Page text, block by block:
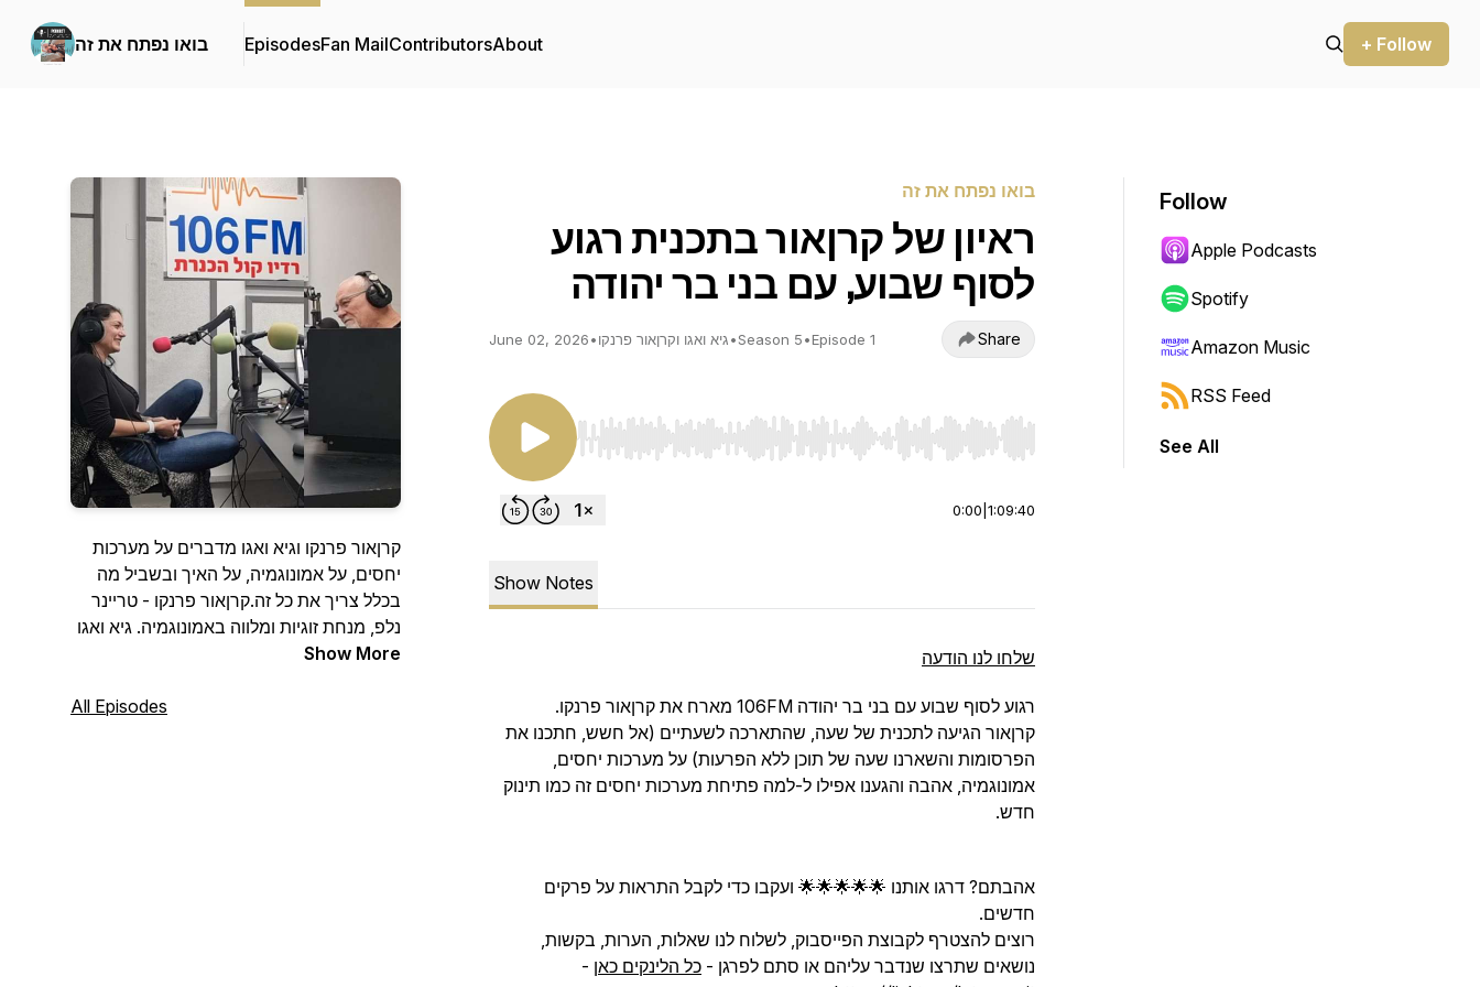
בואו נפתח את זה EpisodesFan MailContributorsAbout + Follow
קרןאור פרנקו וגיא ואגו מדברים על מערכות
יחסים, על אמונוגמיה, על האיך ובשביל מה
בכלל צריך את כל זה.קרןאור פרנקו - טריינר
נלפ, מנחת זוגיות ומלווה באמונוגמיה. גיא ואגו
- איש הייטק, צלם ומוזיקאי.
Show More
All Episodes
בואו נפתח את זה
ראיון של קרןאור בתכנית רגוע
לסוף שבוע, עם בני בר יהודה
June 02, 2026•גיא ואגו וקרןאור פרנקו•Season 5•Episode 1 Share
Use Left/Right to seek, Home/End to jump to start or end. Hold shift to jump forward or backward.
0:00 1:09:40
Show Notes
שלחו לנו הודעה
רגוע לסוף שבוע עם בני בר יהודה 106FM מארח את קרןאור פרנקו.
קרןאור הגיעה לתכנית של שעה, שהתארכה לשעתיים (אל חשש, חתכנו את
הפרסומות והשארנו שעה של תוכן ללא הפרעות) על מערכות יחסים,
אמונוגמיה, אהבה והגענו אפילו ל-למה פתיחת מערכות יחסים זה כמו תינוק
חדש.
אהבתם? דרגו אותנו 🌟🌟🌟🌟🌟 ועקבו כדי לקבל התראות על פרקים
חדשים.
רוצים להצטרף לקבוצת הפייסבוק, לשלוח לנו שאלות, הערות, בקשות,
נושאים שתרצו שנדבר עליהם או סתם לפרגן - כל הלינקים כאן -
Follow
Apple Podcasts
Spotify
Amazon Music
RSS Feed
See All